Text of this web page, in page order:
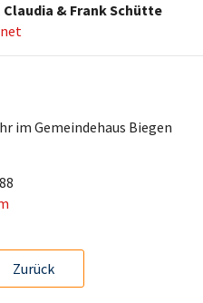
& Frank Schütte
im Gemeindehaus Biegen
Zurück